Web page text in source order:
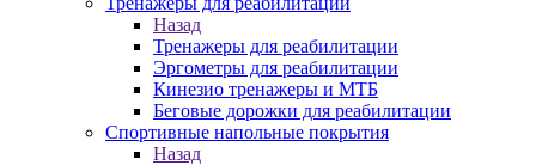
Назад
Тренажеры для реабилитации
Эргометры для реабилитации
Кинезио тренажеры и МТБ
Беговые дорожки для реабилитации
Спортивные напольные покрытия
Назад